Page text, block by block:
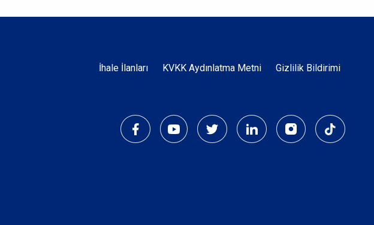
Dipnot
İhale İlanları KVKK Aydınlatma Metni Gizlilik Bildirimi